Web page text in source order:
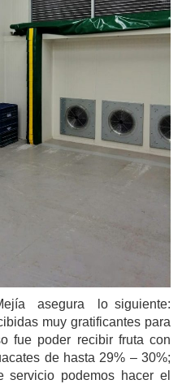
asegura lo siguiente:
muy gratificantes para
fue poder recibir fruta con
de hasta 29% – 30%;
servicio podemos hacer el